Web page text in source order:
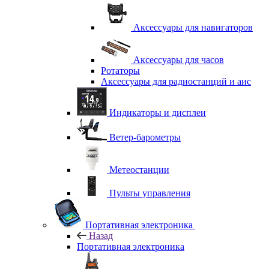
Аксессуары для навигаторов
Аксессуары для часов
Ротаторы
Аксессуары для радиостанций и аис
Индикаторы и дисплеи
Ветер-барометры
Метеостанции
Пульты управления
Портативная электроника
Назад
Портативная электроника